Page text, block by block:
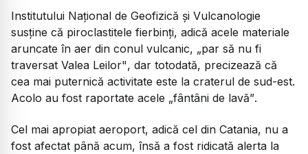
Institutului Național de Geofizică și Vulcanologie
susține că piroclastitele fierbinți, adică acele materiale
aruncate în aer din conul vulcanic, „par să nu fi
traversat Valea Leilor", dar totodată, precizează că
cea mai puternică activitate este la craterul de sud-est.
Acolo au fost raportate acele „fântâni de lavă”.
Cel mai apropiat aeroport, adică cel din Catania, nu a
fost afectat până acum, însă a fost ridicată alerta la